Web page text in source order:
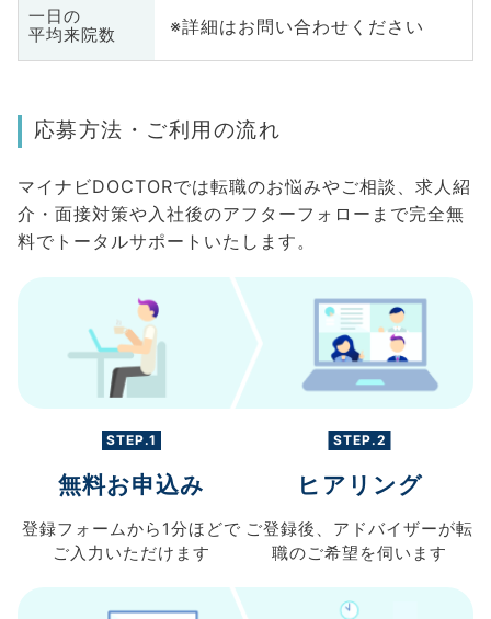
一日の
平均来院数
※詳細はお問い合わせください
応募方法・ご利用の流れ
マイナビDOCTORでは転職のお悩みやご相談、求人紹
介・面接対策や入社後のアフターフォローまで完全無
料でトータルサポートいたします。
STEP.1
無料お申込み
登録フォームから 1分ほどで
ご入力 いただけます
STEP.2
ヒアリング
ご登録後、 アドバイザーが転
職のご希望を伺います